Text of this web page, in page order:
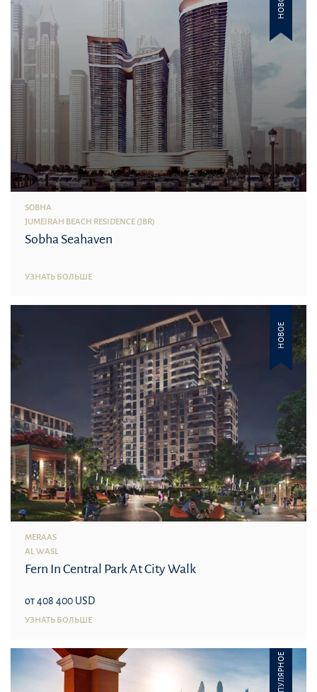
НОВОЕ
SOBHA
JUMEIRAH BEACH RESIDENCE (JBR)
Sobha Seahaven
УЗНАТЬ БОЛЬШЕ
НОВОЕ
MERAAS
AL WASL
Fern In Central Park At City Walk
от 408 400 USD
УЗНАТЬ БОЛЬШЕ
ПОПУЛЯРНОЕ